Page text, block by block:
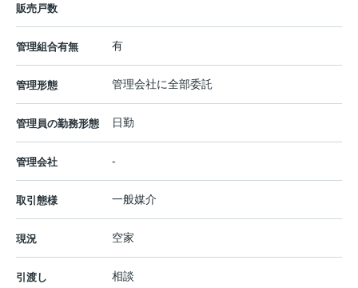
販売戸数
管理組合有無 有
管理形態 管理会社に全部委託
管理員の勤務形態 日勤
管理会社 -
取引態様 一般媒介
現況 空家
引渡し 相談